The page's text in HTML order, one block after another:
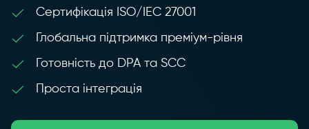
Сертифікація ISO/IEC 27001
Глобальна підтримка преміум-рівня
Готовність до DPA та SCC
Проста інтеграція